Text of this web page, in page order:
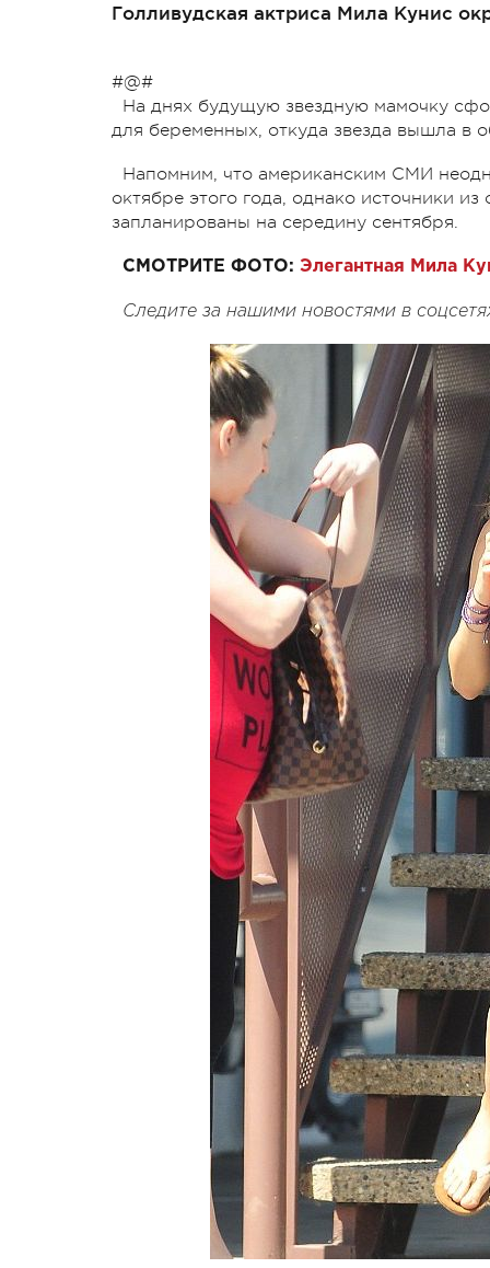
Голливудская актриса Мила Кунис
#@#
На днях будущую звездную мамочку
для беременных, откуда звезда вышла в
Напомним, что американским СМИ
октябре этого года, однако источники
запланированы на середину сентября.
СМОТРИТЕ ФОТО: Элегантная Мила
Следите за нашими новостями в